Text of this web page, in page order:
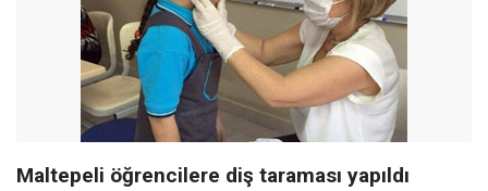
Maltepeli öğrencilere diş taraması yapıldı